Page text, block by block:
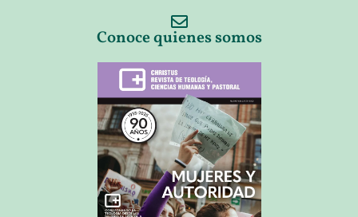
Conoce quienes somos